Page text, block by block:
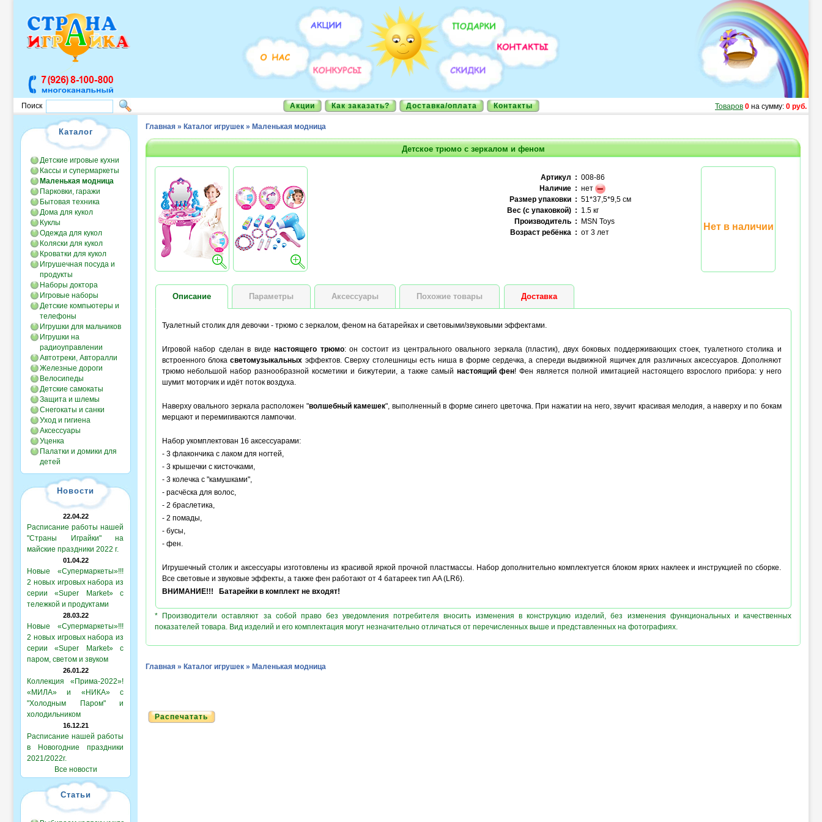
Поиск Акции Как заказать? Доставка/оплата Контакты Товаров 0 на сумму: 0 руб.
Каталог
Детские игровые кухни
Кассы и супермаркеты
Маленькая модница
Парковки, гаражи
Бытовая техника
Дома для кукол
Куклы
Одежда для кукол
Коляски для кукол
Кроватки для кукол
Игрушечная посуда и
продукты
Наборы доктора
Игровые наборы
Детские компьютеры и
телефоны
Игрушки для мальчиков
Игрушки на
радиоуправлении
Автотреки, Авторалли
Железные дороги
Велосипеды
Детские самокаты
Защита и шлемы
Снегокаты и санки
Уход и гигиена
Аксессуары
Уценка
Палатки и домики для
детей
Новости
22.04.22
Расписание работы нашей
"Страны Играйки" на
майские праздники 2022 г.
01.04.22
Новые «Супермаркеты»!!!
2 новых игровых набора из
серии «Super Market» с
тележкой и продуктами
28.03.22
Новые «Супермаркеты»!!!
2 новых игровых набора из
серии «Super Market» с
паром, светом и звуком
26.01.22
Коллекция «Прима-2022»!
«МИЛА» и «НИКА» с
"Холодным Паром" и
холодильником
16.12.21
Расписание нашей работы
в Новогодние праздники
2021/2022г.
Все новости
Статьи
Главная » Каталог игрушек » Маленькая модница
Детское трюмо с зеркалом и феном
Артикул : 008-86
Наличие : нет
Размер упаковки : 51*37,5*9,5 см
Вес (с упаковкой) : 1.5 кг
Производитель : MSN Toys
Возраст ребёнка : от 3 лет
Нет в наличии
Описание Параметры Аксессуары Похожие товары Доставка
Туалетный столик для девочки - трюмо с зеркалом, феном на батарейках и световыми/звуковыми эффектами.
Игровой набор сделан в виде настоящего трюмо: он состоит из центрального овального зеркала (пластик), двух боковых поддерживающих стоек, туалетного столика и
встроенного блокасветомузыкальных эффектов. Сверху столешницы есть ниша в форме сердечка, а спереди выдвижной ящичек для различных аксессуаров. Дополняют
трюмо небольшой набор разнообразной косметики и бижутерии, а также самый настоящий фен! Фен является полной имитацией настоящего взрослого прибора: у него
шумит моторчик и идёт поток воздуха.
Наверху овального зеркала расположен "волшебный камешек", выполненный в форме синего цветочка. При нажатии на него, звучит красивая мелодия, а наверху и по бокам
мерцают и перемигиваются лампочки.
Набор укомплектован 16 аксессуарами:
- 3 флакончика с лаком для ногтей,
- 3 крышечки с кисточками,
- 3 колечка с "камушками",
- расчёска для волос,
- 2 браслетика,
- 2 помады,
- бусы,
- фен.
Игрушечный столик и аксессуары изготовлены из красивой яркой прочной пластмассы. Набор дополнительно комплектуется блоком ярких наклеек и инструкцией по сборке.
Все световые и звуковые эффекты, а также фен работают от 4 батареек тип AA (LR6).
ВНИМАНИЕ!!! Батарейки в комплект не входят!
* Производители оставляют за собой право без уведомления потребителя вносить изменения в конструкцию изделий, без изменения функциональных и качественных
показателей товара. Вид изделий и его комплектация могут незначительно отличаться от перечисленных выше и представленных на фотографиях.
Главная » Каталог игрушек » Маленькая модница
Распечатать